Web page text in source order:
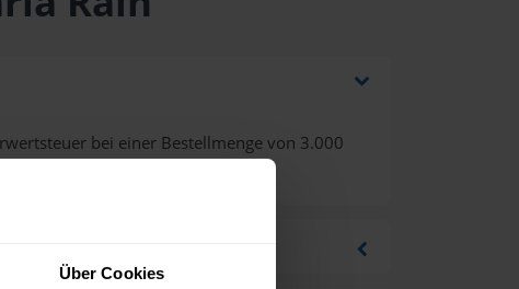
Über Cookies
bei einer Bestellmenge von 3.000